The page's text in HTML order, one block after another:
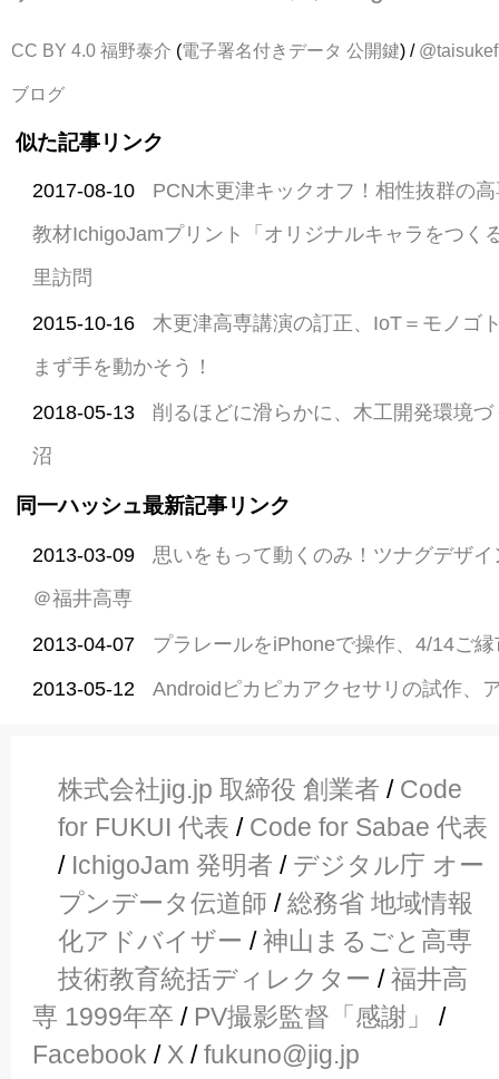
CC BY 4.0 福野泰介 (電子署名付きデータ 公開鍵) / @taisukef
ブログ
似た記事リンク
2017-08-10
PCN木更津キックオフ！相性抜群の
教材IchigoJamプリント「オリジナルキャラをつく
里訪問
2015-10-16
木更津高専講演の訂正、IoT＝モノゴ
まず手を動かそう！
2018-05-13
削るほどに滑らかに、木工開発環境
沼
同一ハッシュ最新記事リンク
2013-03-09
思いをもって動くのみ！ツナグデザ
＠福井高専
2013-04-07 プラレールをiPhoneで操作、4/14ご
2013-05-12 Androidピカピカアクセサリの試作、
株式会社jig.jp 取締役 創業者 / Code
for FUKUI 代表 / Code for Sabae 代表
/ IchigoJam 発明者 / デジタル庁 オー
プンデータ伝道師 /総務省 地域情報
化アドバイザー /神山まるごと高専
技術教育統括ディレクター /福井高
専 1999年卒 / PV撮影監督「感謝」
/
Facebook / X /fukuno@jig.jp